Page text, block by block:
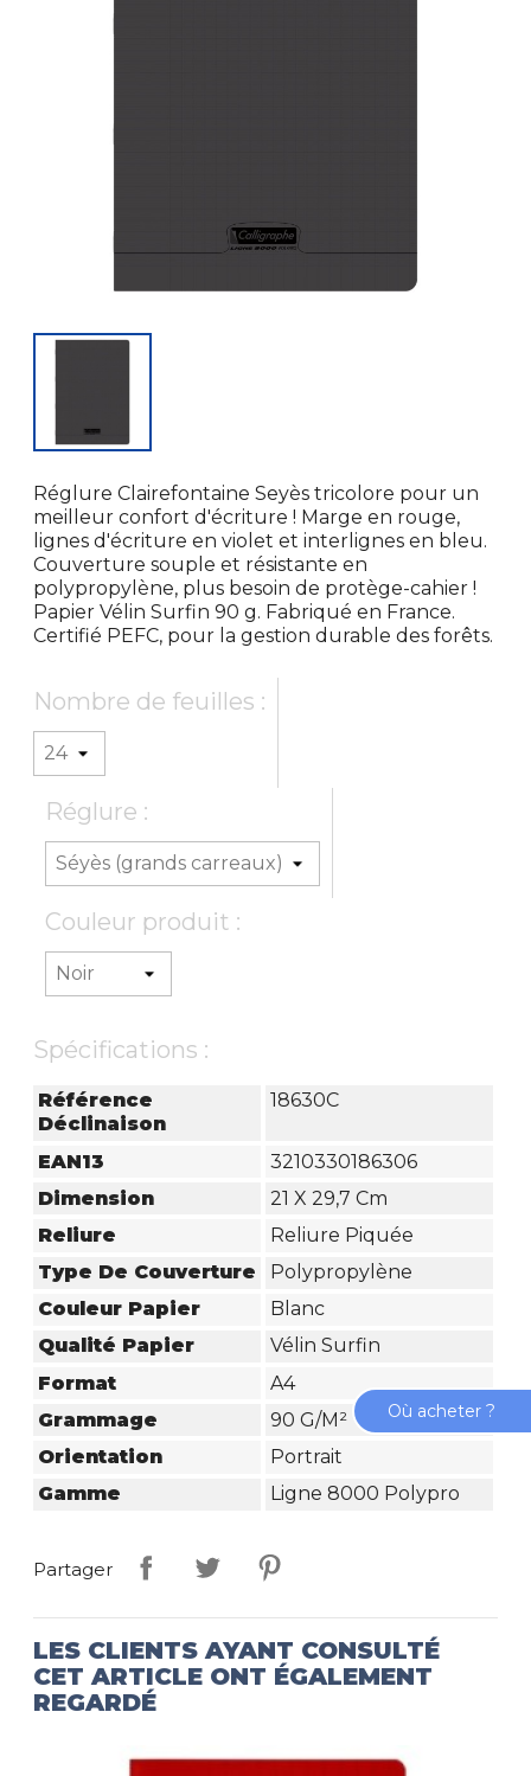
Réglure Clairefontaine Seyès tricolore pour un
meilleur confort d'écriture ! Marge en rouge,
lignes d'écriture en violet et interlignes en bleu.
Couverture souple et résistante en
polypropylène, plus besoin de protège-cahier !
Papier Vélin Surfin 90 g. Fabriqué en France.
Certifié PEFC, pour la gestion durable des forêts.
Nombre de feuilles :
Réglure :
Couleur produit :
Spécifications :
Référence
Déclinaison
18630C
EAN13
3210330186306
Dimension
21 X 29,7 Cm
Reliure
Reliure Piquée
Type De Couverture
Polypropylène
Couleur Papier
Blanc
Qualité Papier
Vélin Surfin
Format
A4
Grammage
90 G/m²
Orientation
Portrait
Gamme
Ligne 8000 Polypro
Partager
LES CLIENTS AYANT CONSULTÉ
CET ARTICLE ONT ÉGALEMENT
REGARDÉ
Où acheter ?